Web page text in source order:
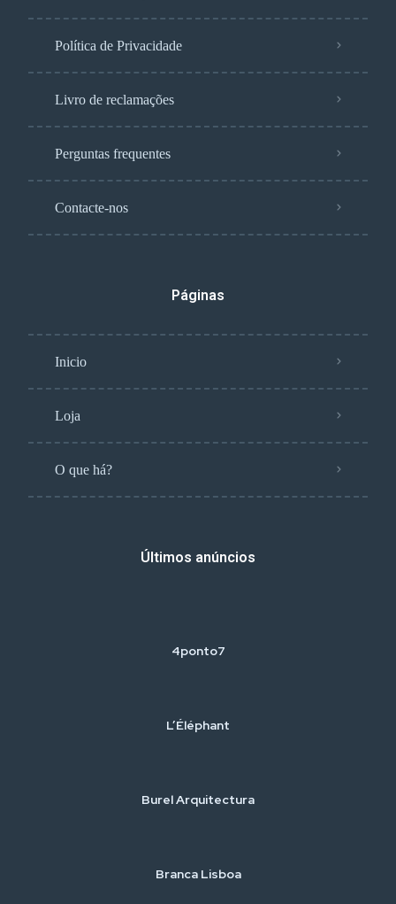
Política de Privacidade
Livro de reclamações
Perguntas frequentes
Contacte-nos
Páginas
Inicio
Loja
O que há?
Últimos anúncios
4ponto7
L’Éléphant
Burel Arquitectura
Branca Lisboa